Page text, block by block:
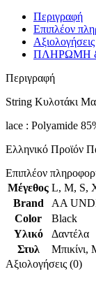
Περιγραφή
Επιπλέον
ΠΛΗΡΩΜΗ
Περιγραφή
String Κυλοτάκι
lace : Polyamide
Ελληνικό Προϊόν
Επιπλέον
Μέγεθος L, M, S,
Brand
AA
Color
Black
Υλικό
Δαντέλα
Στυλ
Μπικίνι,
Αξιολογήσεις (0)